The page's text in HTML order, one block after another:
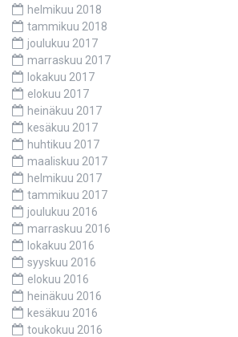
helmikuu 2018
tammikuu 2018
joulukuu 2017
marraskuu 2017
lokakuu 2017
elokuu 2017
heinäkuu 2017
kesäkuu 2017
huhtikuu 2017
maaliskuu 2017
helmikuu 2017
tammikuu 2017
joulukuu 2016
marraskuu 2016
lokakuu 2016
syyskuu 2016
elokuu 2016
heinäkuu 2016
kesäkuu 2016
toukokuu 2016